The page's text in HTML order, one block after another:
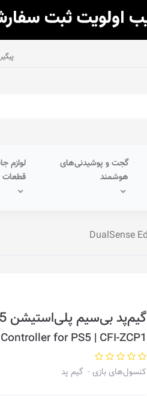
گجت و پوشیدنی‌های
هوشمند
لوازم
قطعات
گیم‌پد بی‌سیم پلی‌استیشن 5 مدل DualSense Edge
for PS5 | CFI-ZCP1
کنسول‌های بازی گیم پد